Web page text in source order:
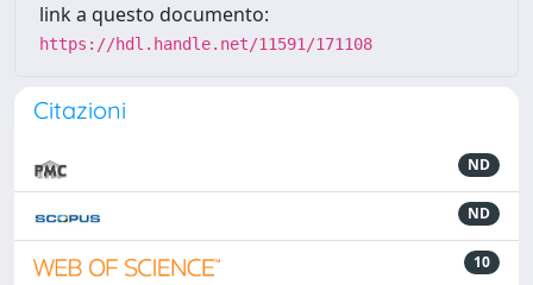
link a questo documento:
https://hdl.handle.net/11591/171108
Citazioni
ND
ND
10